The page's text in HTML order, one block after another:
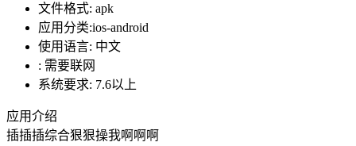
文件格式: apk
应用分类:ios-android
使用语言: 中文
: 需要联网
系统要求: 7.6以上
应用介绍
插插插综合狠狠操我啊啊啊